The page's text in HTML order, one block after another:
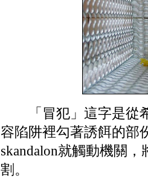
「冒犯」這字是從
容陷阱裡勾著誘餌的部
skandalon就觸動機關
割。